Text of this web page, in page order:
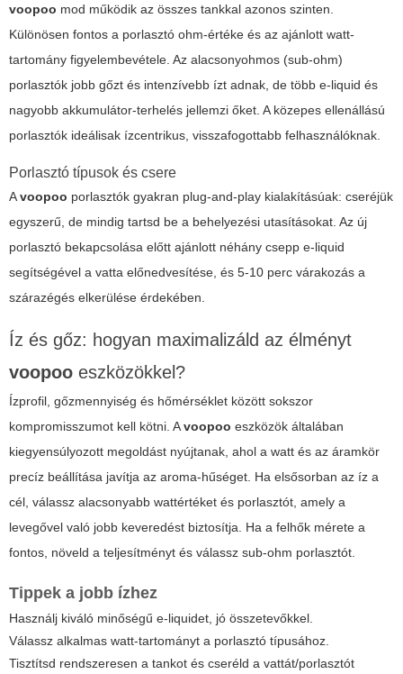
voopoo mod működik az összes tankkal azonos szinten.
Különösen fontos a porlasztó ohm-értéke és az ajánlott watt-
tartomány figyelembevétele. Az alacsonyohmos (sub-ohm)
porlasztók jobb gőzt és intenzívebb ízt adnak, de több e-liquid és
nagyobb akkumulátor-terhelés jellemzi őket. A közepes ellenállású
porlasztók ideálisak ízcentrikus, visszafogottabb felhasználóknak.
Porlasztó típusok és csere
Avoopoo porlasztók gyakran plug-and-play kialakításúak: cseréjük
egyszerű, de mindig tartsd be a behelyezési utasításokat. Az új
porlasztó bekapcsolása előtt ajánlott néhány csepp e-liquid
segítségével a vatta előnedvesítése, és 5-10 perc várakozás a
szárazégés elkerülése érdekében.
Íz és gőz: hogyan maximalizáld az élményt
voopoo eszközökkel?
Ízprofil gőzmennyiség és hőmérséklet között sokszor
kompromisszumot kell kötni. Avoopoo eszközök általában
kiegyensúlyozott megoldást nyújtanak, ahol a watt és az áramkör
precíz beállítása javítja az aroma-hűséget. Ha elsősorban az íz a
cél, válassz alacsonyabb wattértéket és porlasztót, amely a
levegővel való jobb keveredést biztosítja. Ha a felhők mérete a
fontos, növeld a teljesítményt és válassz sub-ohm porlasztót.
Tippek a jobb ízhez
Használj kiváló minőségű e-liquidet, jó összetevőkkel.
Válassz alkalmas watt-tartományt a porlasztó típusához.
Tisztítsd rendszeresen a tankot és cseréld a vattát/porlasztót